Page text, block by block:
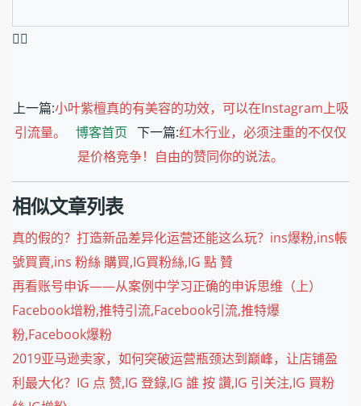
❤️‍🔥
上一篇:小叶紫檀真的有美容的功效，可以在Instagram上吸
引流量。
博客首页 下一篇:红木行业，必须注重的不仅仅
是价格竞争！自由的赞同你的说法。
相似文章列表
真的假的？打造新品差异化运营还能这么玩？ins爆粉,ins帳
號買賣,ins 粉絲 購買,IG買粉絲,IG 點 贊
再看账号申诉——从案例中学习正确的申诉思维（上）
Facebook增粉,推特引流,Facebook引流,推特爆
粉,Facebook爆粉
2019亚马逊卖家，如何突破运营瓶颈达到巅峰，让店铺盈
利最大化？IG 点 赞,IG 登錄,IG 誰 按 讚,IG 引关注,IG 買粉